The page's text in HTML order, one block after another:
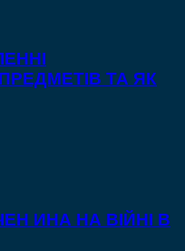
ТА ЯК
ИНА НА ВІЙНІ В